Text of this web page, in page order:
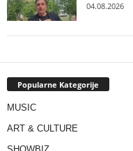
04.08.2026
Popularne Kategorije
MUSIC
ART & CULTURE